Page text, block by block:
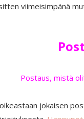
viimeisimpänä
Postaus, mistä
jokaisen